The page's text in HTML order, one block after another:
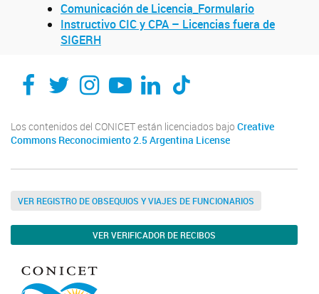
Comunicación de Licencia_Formulario
Instructivo CIC y CPA – Licencias fuera de
SIGERH
Los contenidos del CONICET están licenciados bajo Creative
Commons Reconocimiento 2.5 Argentina License
VER REGISTRO DE OBSEQUIOS Y VIAJES DE FUNCIONARIOS
VER VERIFICADOR DE RECIBOS